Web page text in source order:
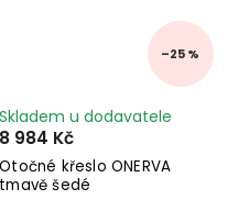
–25 %
Otočné křeslo ONERVA
tmavě šedé
Skladem u dodavatele
8 984 Kč